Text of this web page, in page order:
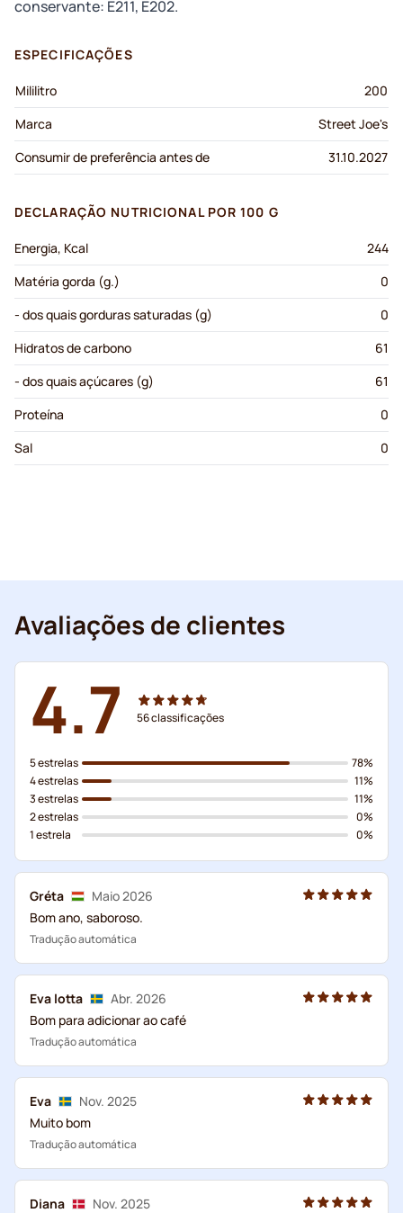
conservante: E211, E202.
ESPECIFICAÇÕES
Mililitro
200
Marca
Street Joe's
Consumir de preferência antes de
31.10.2027
DECLARAÇÃO NUTRICIONAL POR 100 G
Energia, Kcal
244
Matéria gorda (g.)
0
- dos quais gorduras saturadas (g)
0
Hidratos de carbono
61
- dos quais açúcares (g)
61
Proteína
0
Sal
0
Avaliações de clientes
4.7 56classificações
5 estrelas
4 estrelas
3 estrelas
2 estrelas
1 estrela
78%
11%
11%
0%
0%
Gréta
Maio 2026
Bom ano, saboroso.
Tradução automática
Eva lotta
Abr. 2026
Bom para adicionar ao café
Tradução automática
Eva
Nov. 2025
Muito bom
Tradução automática
Diana
Nov. 2025